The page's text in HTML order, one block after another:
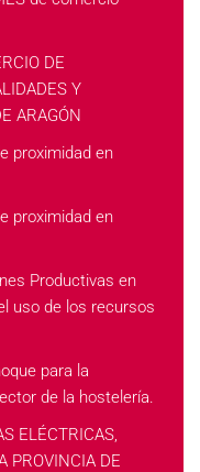
DE
Y
ARAGÓN
proximidad en
proximidad en
Productivas en
uso de los recursos
para la
de la hostelería.
ELÉCTRICAS,
PROVINCIA DE